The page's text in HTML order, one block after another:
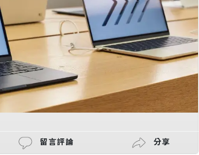
留言評論 分享